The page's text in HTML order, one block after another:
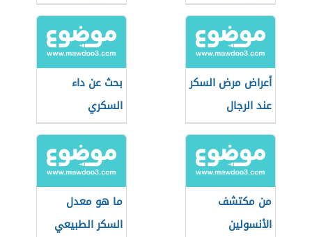
أعراض مرض السكر
عند الرجال
بحث عن داء
السكري
من مكتشف
الأنسولين
ما هو معدل
السكر الطبيعي